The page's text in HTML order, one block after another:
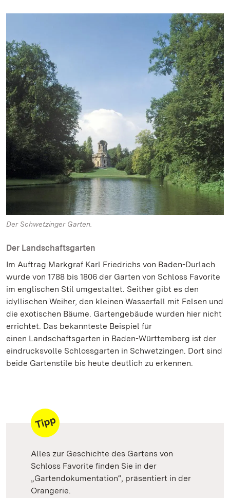
Der Schwetzinger Garten.
Der Landschaftsgarten
Im Auftrag Markgraf Karl Friedrichs von Baden-Durlach
wurde von 1788 bis 1806 der Garten von Schloss Favorite
im englischen Stil umgestaltet. Seither gibt es den
idyllischen Weiher, den kleinen Wasserfall mit Felsen und
die exotischen Bäume. Gartengebäude wurden hier nicht
errichtet. Das bekannteste Beispiel für
einen Landschaftsgarten in Baden-Württemberg ist der
eindrucksvolle Schlossgarten in Schwetzingen. Dort sind
beide Gartenstile bis heute deutlich zu erkennen.
Alles zur Geschichte des Gartens von
Schloss Favorite finden Sie in der
„Gartendokumentation“, präsentiert in der
Orangerie.